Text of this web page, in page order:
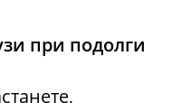
при подолги